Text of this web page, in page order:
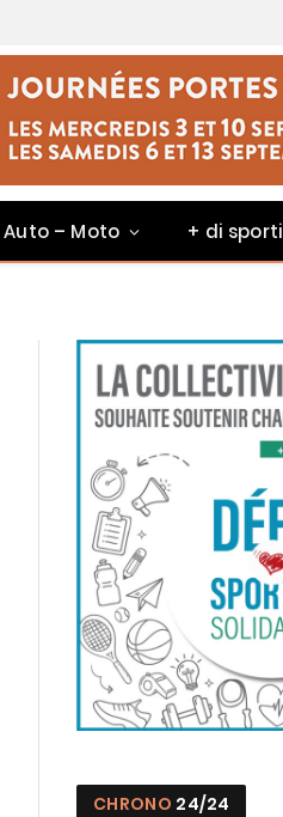
Auto – Moto + di sporti
CHRONO 24/24